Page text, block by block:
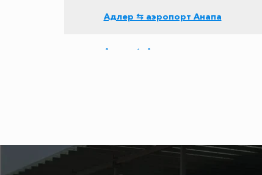
Адлер ⇆ аэропорт Анапа
Адлер ⇆ Армавир
Адлер ⇆ Шепси